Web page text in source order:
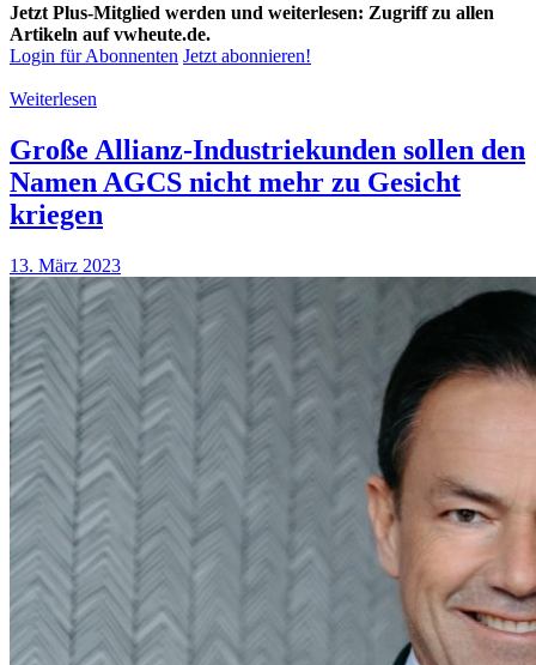
Jetzt Plus-Mitglied werden und weiterlesen: Zugriff zu allen
Artikeln auf vwheute.de.
Login für Abonnenten Jetzt abonnieren!
Weiterlesen
Große Allianz-Industriekunden sollen den
Namen AGCS nicht mehr zu Gesicht
kriegen
13. März 2023